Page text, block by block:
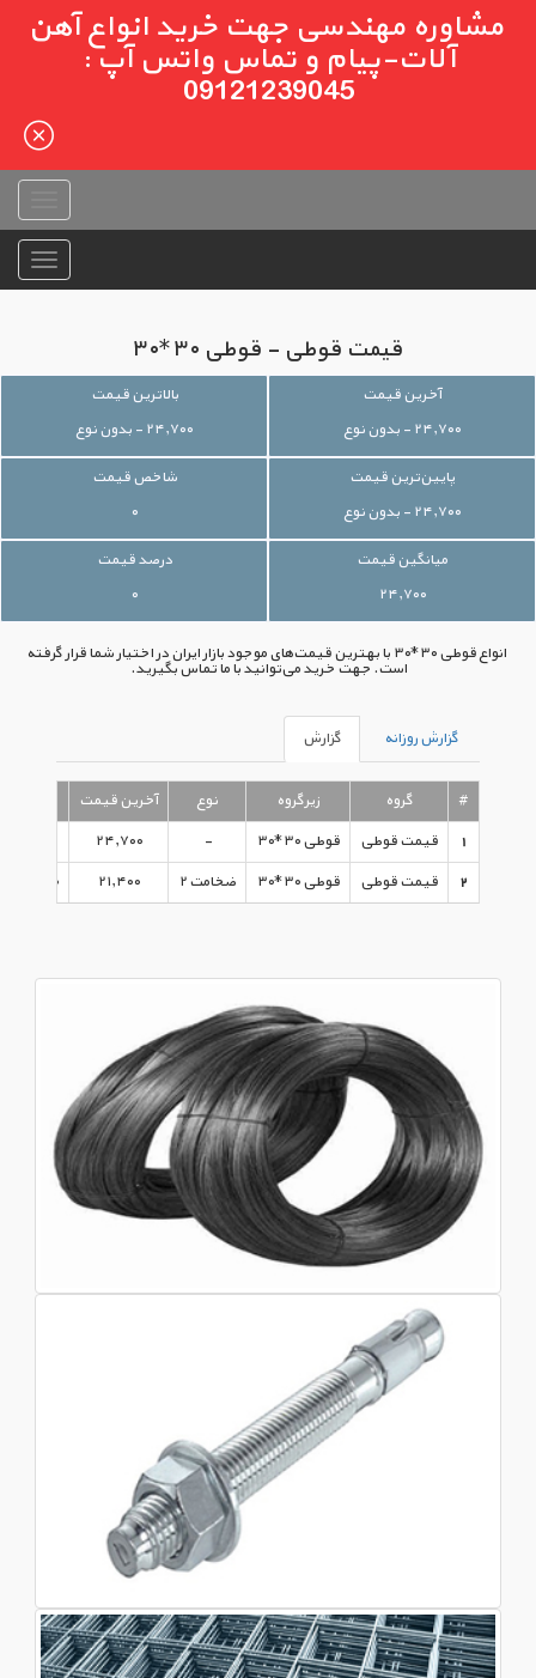
مشاوره مهندسی جهت خرید انواع آهن
آلات-پیام و تماس واتس آپ :
09121239045
قیمت قوطی - قوطی ۳۰*۳۰
آخرین قیمت
۲۴,۷۰۰ - بدون نوع
بالاترین قیمت
۲۴,۷۰۰ - بدون نوع
پایین‌ترین قیمت
۲۴,۷۰۰ - بدون نوع
شاخص قیمت
۰
میانگین قیمت
۲۴,۷۰۰
درصد قیمت
۰
انواع قوطی ۳۰*۳۰ با بهترین قیمت‌های موجود بازار ایران در اختیار شما قرار گرفته
است. جهت خرید می‌توانید با ما تماس بگیرید.
گزارش روزانه گزارش
# گروه زیرگروه نوع
آخرین قیمت
1
قیمت قوطی قوطی ۳۰*۳۰ - ۲۴,۷۰۰
2
قیمت قوطی قوطی ۳۰*۳۰ ضخامت ۲ ۲۱,۴۰۰ ۱۳:۴۲:۰۰ - ۱۳۹۵/۰۸/۰۳